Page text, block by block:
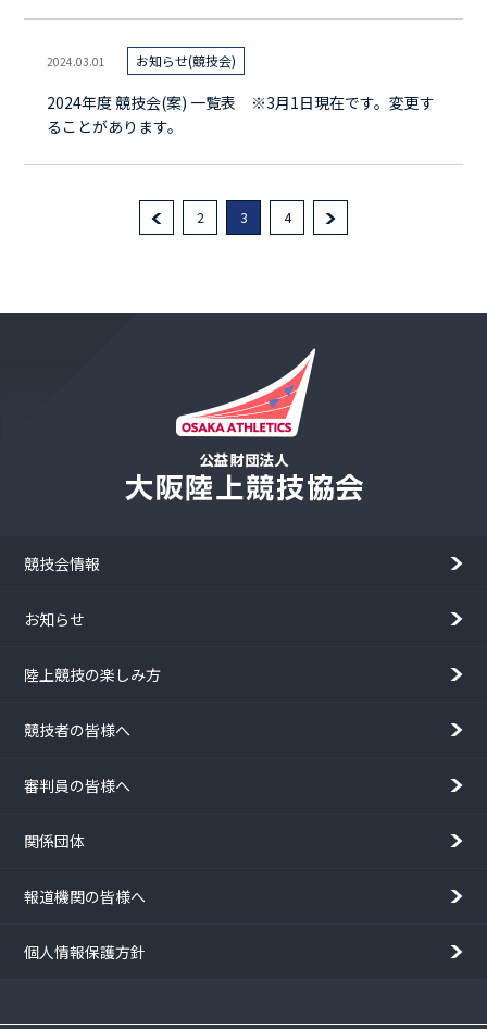
2024.03.01 お知らせ(競技会)
2024年度 競技会(案) 一覧表 ※3月1日現在です。変更す
ることがあります。
2 3 4
競技会情報
お知らせ
陸上競技の楽しみ方
競技者の皆様へ
審判員の皆様へ
関係団体
報道機関の皆様へ
個人情報保護方針